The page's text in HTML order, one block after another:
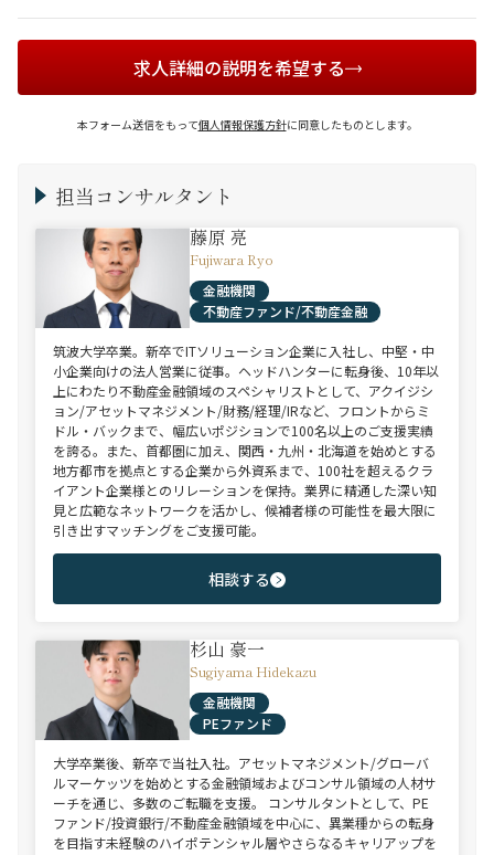
求人詳細の説明を希望する
本フォーム送信をもって個人情報保護方針に同意したものとします。
担当コンサルタント
藤原 亮
Fujiwara Ryo
金融機関
不動産ファンド/不動産金融
筑波大学卒業。新卒でITソリューション企業に入社し、中堅・中
小企業向けの法人営業に従事。ヘッドハンターに転身後、10年以
上にわたり不動産金融領域のスペシャリストとして、アクイジシ
ョン/アセットマネジメント/財務/経理/IRなど、フロントからミ
ドル・バックまで、幅広いポジションで100名以上のご支援実績
を誇る。また、首都圏に加え、関西・九州・北海道を始めとする
地方都市を拠点とする企業から外資系まで、100社を超えるクラ
イアント企業様とのリレーションを保持。業界に精通した深い知
見と広範なネットワークを活かし、候補者様の可能性を最大限に
引き出すマッチングをご支援可能。
相談する
杉山 豪一
Sugiyama Hidekazu
金融機関
PEファンド
大学卒業後、新卒で当社入社。アセットマネジメント/グローバ
ルマーケッツを始めとする金融領域およびコンサル領域の人材サ
ーチを通じ、多数のご転職を支援。 コンサルタントとして、PE
ファンド/投資銀行/不動産金融領域を中心に、異業種からの転身
を目指す未経験のハイポテンシャル層やさらなるキャリアップを